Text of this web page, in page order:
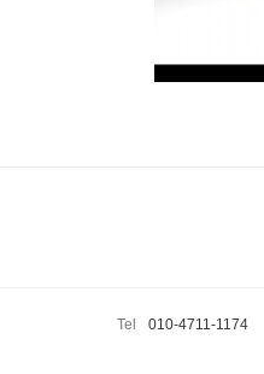
Tel 010-4711-1174